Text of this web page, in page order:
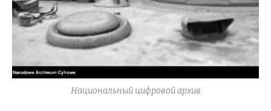
Национальный цифровой архив